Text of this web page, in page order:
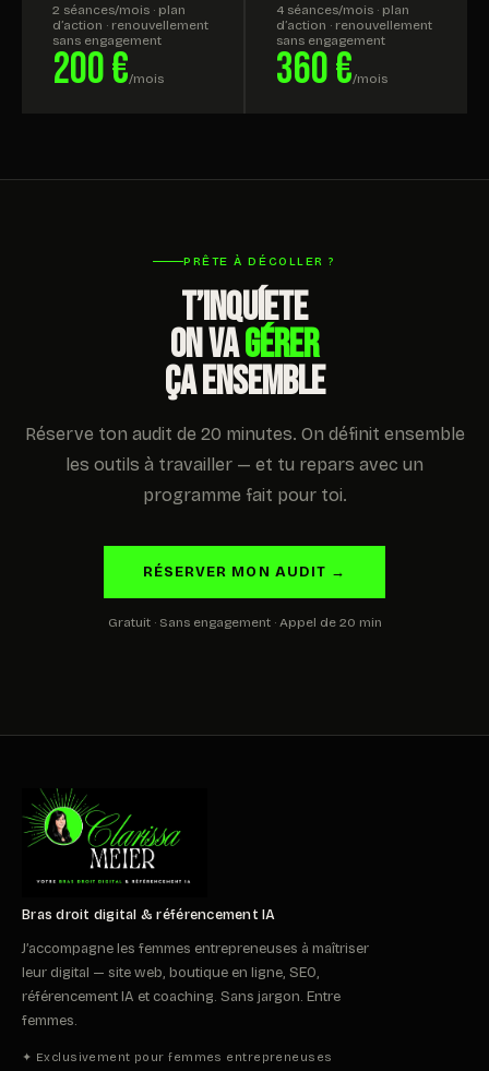
2 séances/mois · plan
d’action · renouvellement
sans engagement
200 €/mois
4 séances/mois · plan
d’action · renouvellement
sans engagement
360 €/mois
PRÊTE À DÉCOLLER ?
T’INQUÍETE
ON VAGÉRER
ÇA ENSEMBLE
Réserve ton audit de 20 minutes. On définit ensemble
les outils à travailler — et tu repars avec un
programme fait pour toi.
RÉSERVER MON AUDIT →
Gratuit · Sans engagement · Appel de 20 min
Bras droit digital & référencement IA
J’accompagne les femmes entrepreneuses à maîtriser
leur digital — site web, boutique en ligne, SEO,
référencement IA et coaching. Sans jargon. Entre
femmes.
✦ Exclusivement pour femmes entrepreneuses